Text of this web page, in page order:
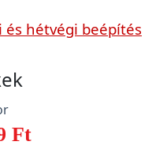
és hétvégi beépítés
Ft